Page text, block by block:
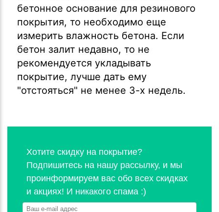
бетонное основание для резинового
покрытия, то необходимо еще
измерить влажность бетона. Если
бетон залит недавно, то не
рекомендуется укладывать
покрытие, лучше дать ему
"отстояться" не менее 3-х недель.
Хотите скидку на покрытие?
Подпишитесь на нашу рассылку, и мы
проинформируем вас обо всех скидках
и акциях! И никакого спама :)